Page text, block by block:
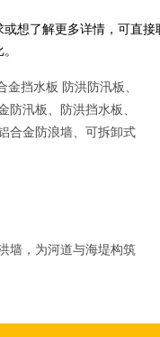
想了解更多详情，可直接
挡水板 防洪防汛板、
防汛板、防洪挡水板、
合金防浪墙、可拆卸式
墙，为河道与海堤构筑